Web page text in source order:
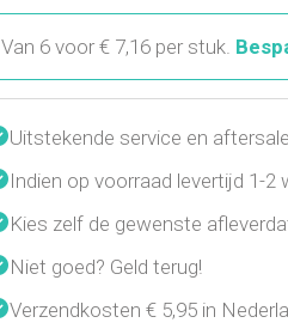
Van 6 voor € 7,16 per stuk.
Uitstekende service en
Indien op voorraad levertijd 1-2
Kies zelf de gewenste
Niet goed? Geld terug!
Verzendkosten € 5,95 in